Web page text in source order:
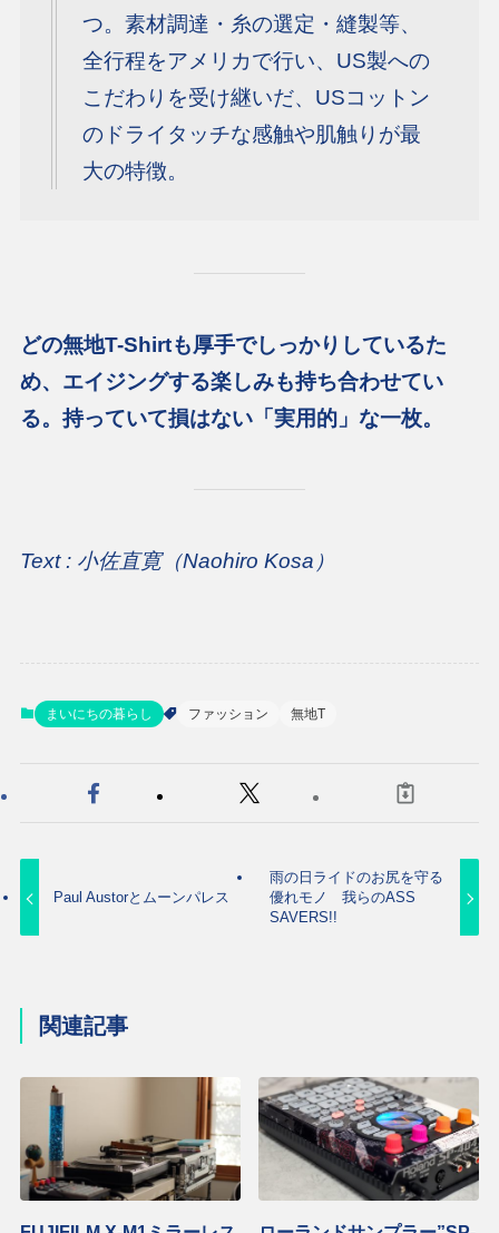
つ。素材調達・糸の選定・縫製等、
全行程をアメリカで行い、US製への
こだわりを受け継いだ、USコットン
のドライタッチな感触や肌触りが最
大の特徴。
どの無地T-Shirtも厚手でしっかりしているた
め、エイジングする楽しみも持ち合わせてい
る。 持っていて損はない「実用的」な一枚。
Text : 小佐直寛（Naohiro Kosa）
まいにちの暮らし ファッション 無地T
Paul Austorとムーンパレス
雨の日ライドのお尻を守る
優れモノ 我らのASS
SAVERS!!
関連記事